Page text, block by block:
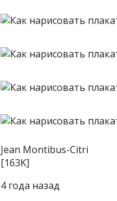
Jean Monti­bus-Citri
[163K]
4 года назад